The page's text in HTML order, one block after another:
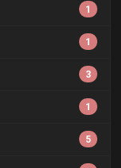
1
1
3
1
5